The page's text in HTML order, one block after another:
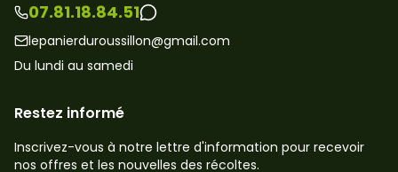
07.81.18.84.51
lepanierduroussillon@gmail.com
Du lundi au samedi
Restez informé
Inscrivez-vous à notre lettre d'information pour recevoir
nos offres et les nouvelles des récoltes.